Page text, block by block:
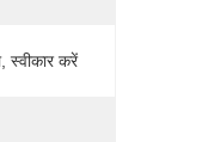
स्वीकार करें